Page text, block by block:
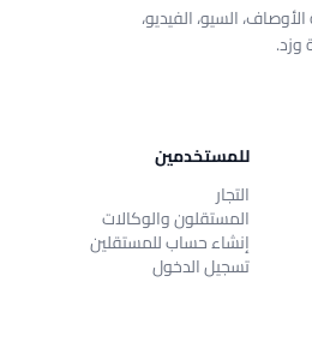
السيو، الفيديو،
وزد.
للمستخدمين
التجار
المستقلون والوكالات
إنشاء حساب للمستقلين
تسجيل الدخول